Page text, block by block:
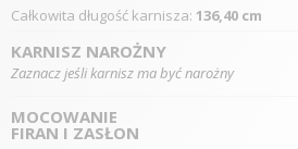
Całkowita długość karnisza: 136,40 cm
KARNISZ NAROŻNY
Zaznacz jeśli karnisz ma być narożny
MOCOWANIE
FIRAN I ZASŁON